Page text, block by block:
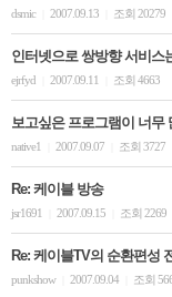
dsmic
2007.09.13 조회 20279
인터넷으로 쌍방향 서비스
ejrfyd
2007.09.11 조회 4663
보고싶은 프로그램이 너무
native1
2007.09.07 조회 3727
Re: 케이블 방송
jsr1691 2007.09.15 조회 2269
Re: 케이블TV의 순환편성
punkshow
2007.09.04 조회